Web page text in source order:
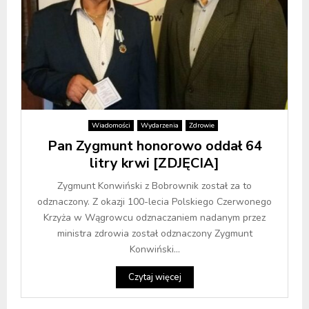
Wiadomości Wydarzenia Zdrowie
Pan Zygmunt honorowo oddał 64
litry krwi [ZDJĘCIA]
Zygmunt Konwiński z Bobrownik został za to
odznaczony. Z okazji 100-lecia Polskiego Czerwonego
Krzyża w Wągrowcu odznaczaniem nadanym przez
ministra zdrowia został odznaczony Zygmunt
Konwiński...
Czytaj więcej